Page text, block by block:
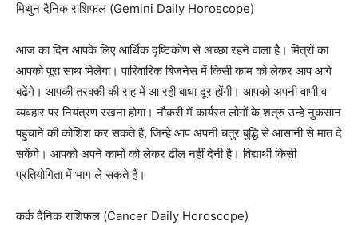
मिथुन दैनिक राशिफल (Gemini Daily Horoscope)
आज का दिन आपके लिए आर्थिक दृष्टिकोण से अच्छा रहने वाला है। मित्रों का
आपको पूरा साथ मिलेगा। पारिवारिक बिजनेस में किसी काम को लेकर आप आगे
बढ़ेंगे। आपकी तरक्की की राह में आ रही बाधा दूर होंगी। आपको अपनी वाणी व
व्यवहार पर नियंत्रण रखना होगा। नौकरी में कार्यरत लोगों के शत्रु उन्हे नुकसान
पहुंचाने की कोशिश कर सकते हैं, जिन्हे आप अपनी चतुर बुद्धि से आसानी से मात दे
सकेंगे। आपको अपने कामों को लेकर ढील नहीं देनी है। विद्यार्थी किसी
प्रतियोगिता में भाग ले सकते हैं।
कर्क दैनिक राशिफल (Cancer Daily Horoscope)